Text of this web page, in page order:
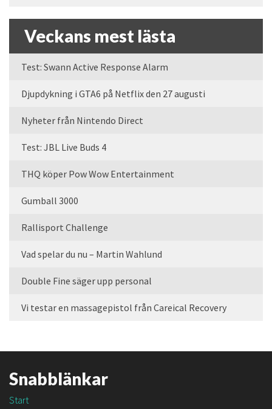
Veckans mest lästa
Test: Swann Active Response Alarm
Djupdykning i GTA6 på Netflix den 27 augusti
Nyheter från Nintendo Direct
Test: JBL Live Buds 4
THQ köper Pow Wow Entertainment
Gumball 3000
Rallisport Challenge
Vad spelar du nu – Martin Wahlund
Double Fine säger upp personal
Vi testar en massagepistol från Careical Recovery
Snabblänkar
Start